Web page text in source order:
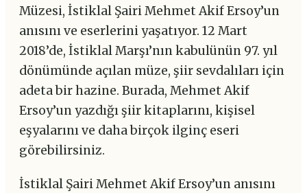
Müzesi, İstiklal Şairi Mehmet Akif Ersoy’un
anısını ve eserlerini yaşatıyor. 12 Mart
2018’de, İstiklal Marşı’nın kabulünün 97. yıl
dönümünde açılan müze, şiir sevdalıları için
adeta bir hazine. Burada, Mehmet Akif
Ersoy’un yazdığı şiir kitaplarını, kişisel
eşyalarını ve daha birçok ilginç eseri
görebilirsiniz.
İstiklal Şairi Mehmet Akif Ersoy’un anısını